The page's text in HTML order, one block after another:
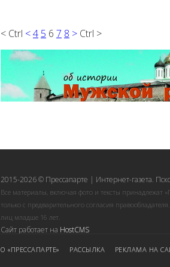
< Ctrl <4 5 6 7 8 > Ctrl >
2015-2026 © Прессапарте | Интернет-газета.
Все материалы, включая фото и тексты принадлежат
только с предварительного согласия
лиц младше 16 лет.
Сайт работает на HostCMS
О «ПРЕССАПАРТЕ» РАССЫЛКА РЕКЛАМА НА